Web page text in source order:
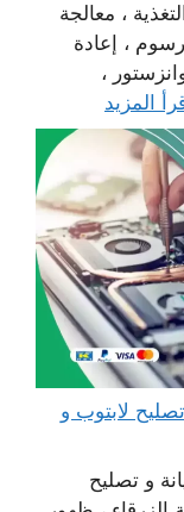
، معالجة
، إعادة
،
المزيد
مهندس كمبيوتر الضباعية 65511033 تصليح لابتوب و
و تصليح